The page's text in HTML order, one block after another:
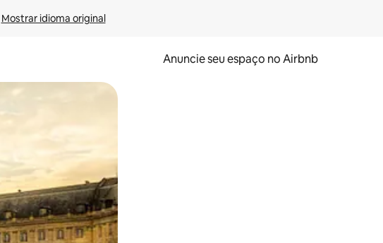
Mostrar idioma original
Anuncie seu espaço no Airbnb